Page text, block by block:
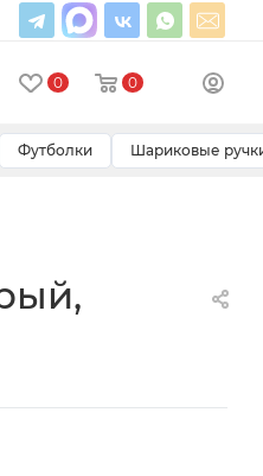
0 0
Футболки Шариковые